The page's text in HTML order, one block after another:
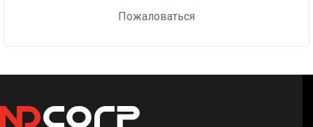
Пожаловаться